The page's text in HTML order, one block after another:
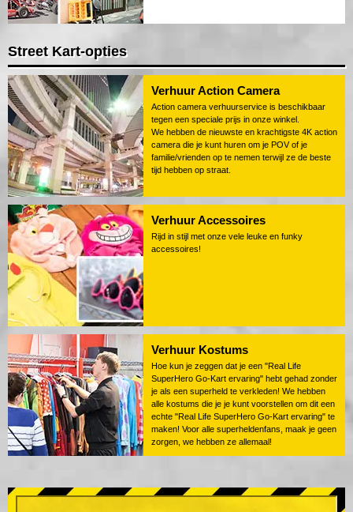
Street Kart-opties
Verhuur Action Camera
Action camera verhuurservice is beschikbaar
tegen een speciale prijs in onze winkel.
We hebben de nieuwste en krachtigste 4K action
camera die je kunt huren om je POV of je
familie/vrienden op te nemen terwijl ze de beste
tijd hebben op straat.
Verhuur Accessoires
Rijd in stijl met onze vele leuke en funky
accessoires!
Verhuur Kostums
Hoe kun je zeggen dat je een "Real Life
SuperHero Go-Kart ervaring" hebt gehad zonder
je als een superheld te verkleden! We hebben
alle kostums die je je kunt voorstellen om dit een
echte "Real Life SuperHero Go-Kart ervaring" te
maken! Voor alle superheldenfans, maak je geen
zorgen, we hebben ze allemaal!